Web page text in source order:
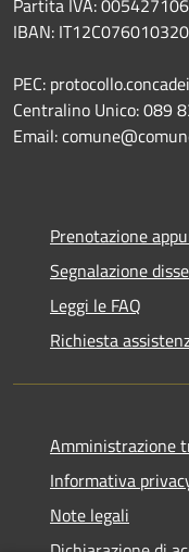
Partita IVA:
IBAN:
PEC:
Centralino Unico: 089
Email:
Prenotazione
Segnalazione
Leggi le FAQ
Richiesta
Amministrazione
Informativa
Note legali